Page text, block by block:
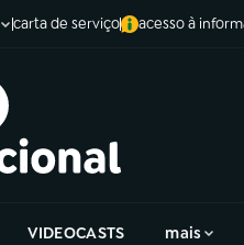
carta de serviço acesso à
VIDEOCASTS mais